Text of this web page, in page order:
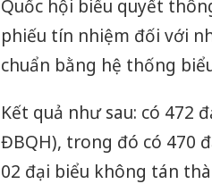
Quốc hội biểu quyết
phiếu tín nhiệm đối với
chuẩn bằng hệ thống
Kết quả như sau: có 472
ĐBQH), trong đó có 470
02 đại biểu không tán